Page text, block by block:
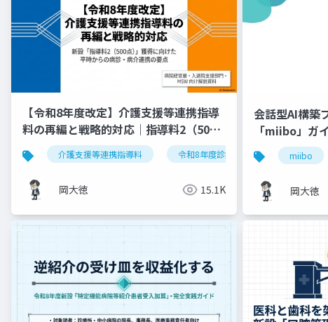
【令和8年度改定】介護支援等連携指導
料の再編と戦略的対応｜指導料2（500
点）の要件整理
介護支援等連携指導料 令和8年度診療報酬改定 入退院
岡大徳 15.1K
会話型AI構築
「miibo」ガ
miibo
岡大徳